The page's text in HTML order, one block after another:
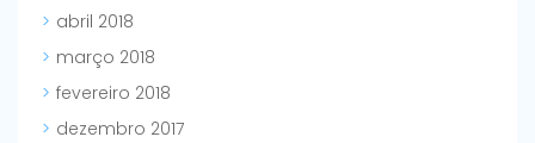
abril 2018
março 2018
fevereiro 2018
dezembro 2017